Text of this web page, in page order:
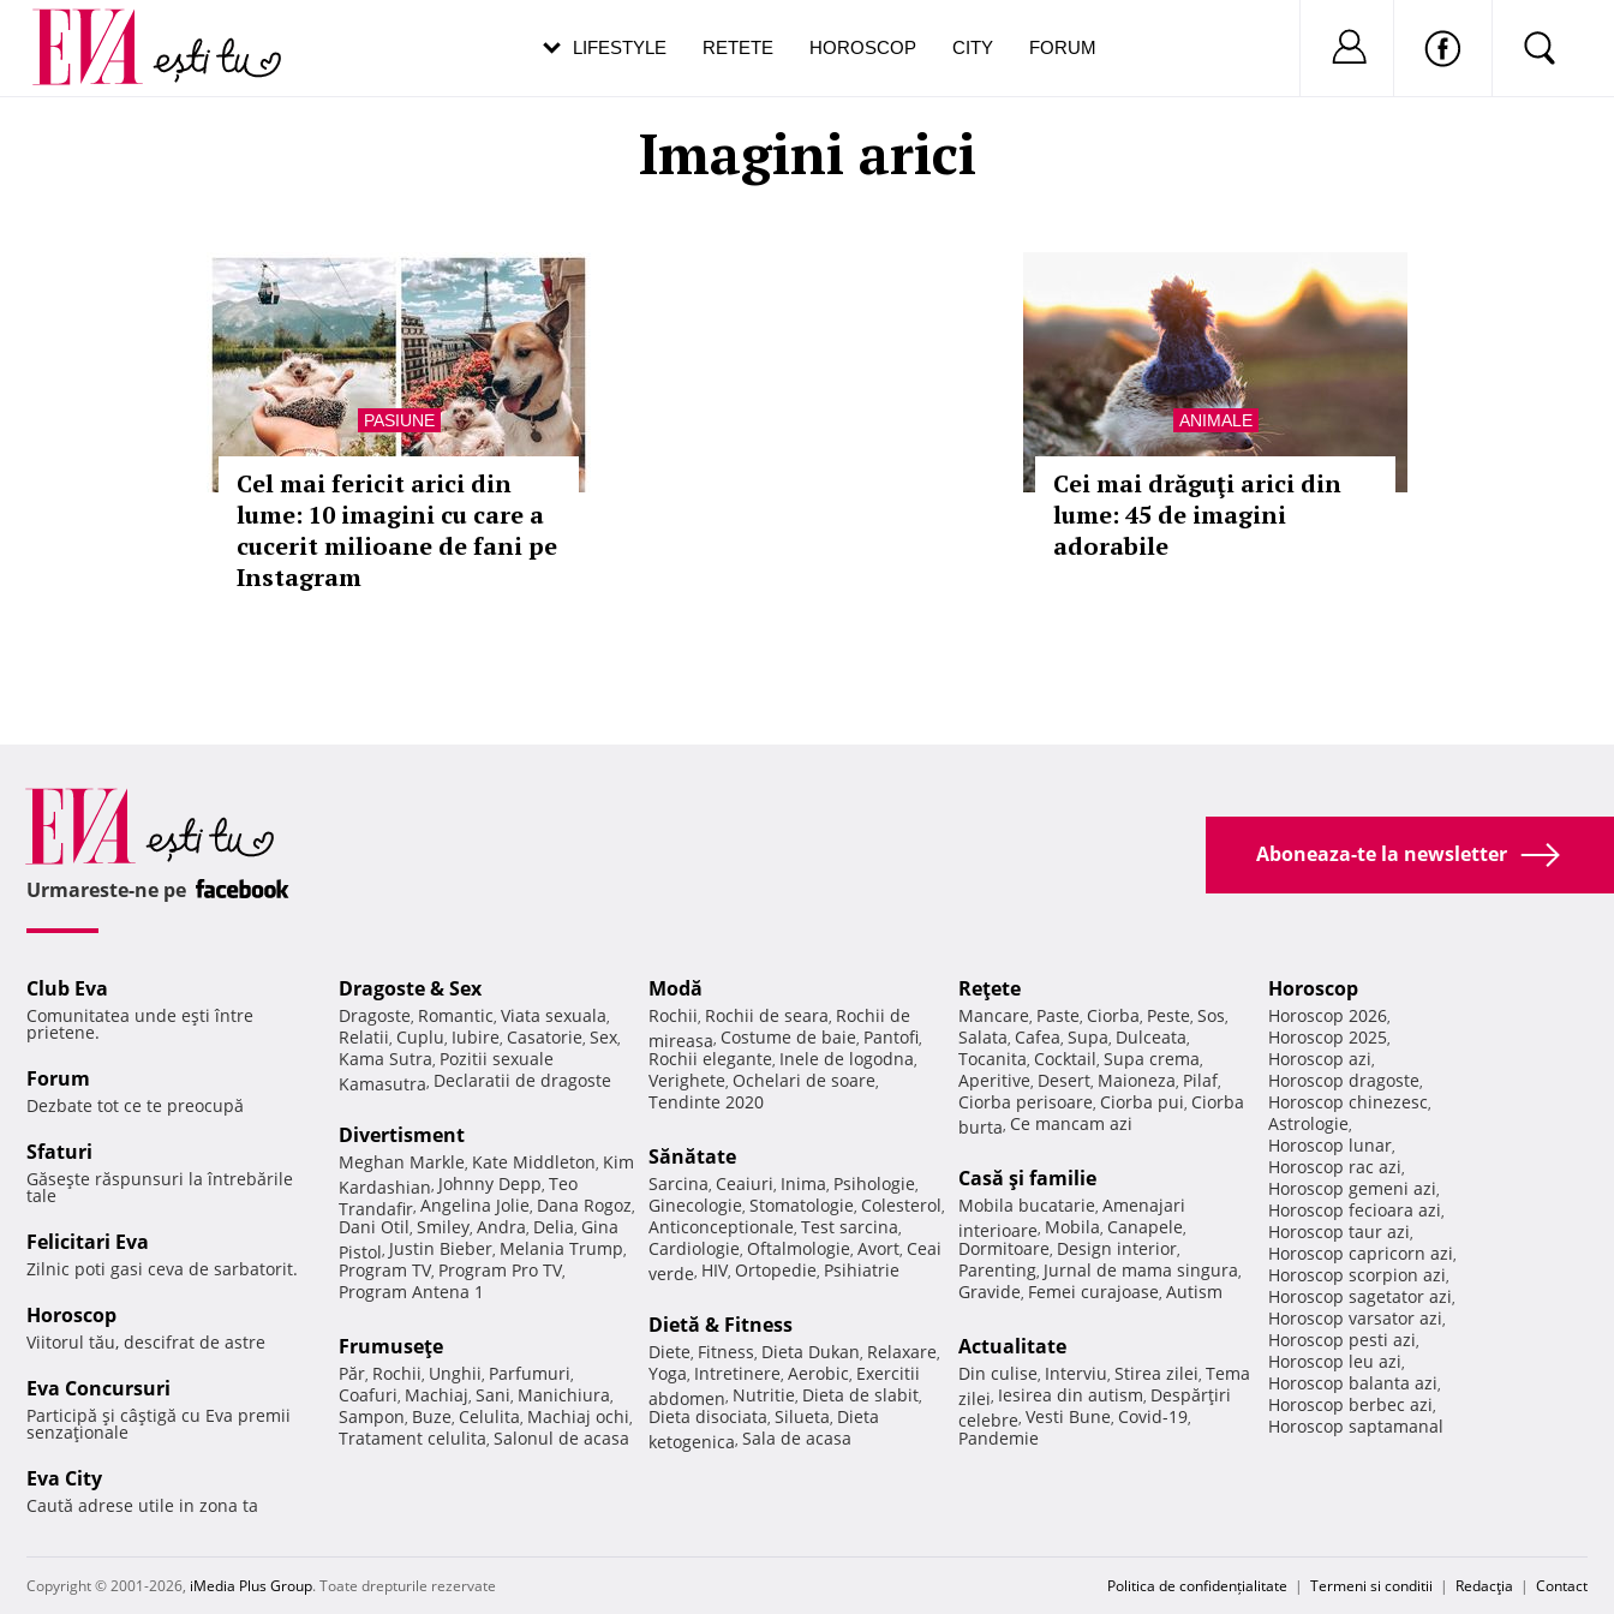
Imagini arici
PASIUNE
Cel mai fericit arici din
lume: 10 imagini cu care a
cucerit milioane de fani pe
Instagram
ANIMALE
Cei mai drăguţi arici din
lume: 45 de imagini
adorabile
LIFESTYLE RETETE HOROSCOP CITY FORUM Nu ai cont?
Carieră
Actualitate
pe măsură ce înaintezi în vârstă
de dureroasă este investigația
Aboneaza-te la newsletter
Urmareste-ne pe
Club Eva
Comunitatea unde eşti între
prietene.
Forum
Dezbate tot ce te preocupă
Sfaturi
Găseşte răspunsuri la întrebările
tale
Felicitari Eva
Zilnic poti gasi ceva de sarbatorit.
Horoscop
Viitorul tău, descifrat de astre
Eva Concursuri
Participă şi câştigă cu Eva premii
senzaţionale
Eva City
Caută adrese utile in zona ta
Dragoste & Sex
Dragoste, Romantic, Viata sexuala,
Relatii, Cuplu, Iubire, Casatorie, Sex,
Kama Sutra, Pozitii sexuale
Kamasutra, Declaratii de dragoste
Divertisment
Meghan Markle, Kate Middleton, Kim
Kardashian, Johnny Depp, Teo
Trandafir, Angelina Jolie, Dana Rogoz,
Dani Otil, Smiley, Andra, Delia, Gina
Pistol, Justin Bieber, Melania Trump,
Program TV, Program Pro TV,
Program Antena 1
Frumuseţe
Păr, Rochii, Unghii, Parfumuri,
Coafuri, Machiaj, Sani, Manichiura,
Sampon, Buze, Celulita, Machiaj ochi,
Tratament celulita, Salonul de acasa
Modă
Rochii, Rochii de seara, Rochii de
mireasa, Costume de baie, Pantofi,
Rochii elegante, Inele de logodna,
Verighete, Ochelari de soare,
Tendinte 2020
Sănătate
Sarcina, Ceaiuri, Inima, Psihologie,
Ginecologie, Stomatologie, Colesterol,
Anticonceptionale, Test sarcina,
Cardiologie, Oftalmologie, Avort, Ceai
verde, HIV, Ortopedie, Psihiatrie
Dietă & Fitness
Diete, Fitness, Dieta Dukan, Relaxare,
Yoga, Intretinere, Aerobic, Exercitii
abdomen, Nutritie, Dieta de slabit,
Dieta disociata, Silueta, Dieta
ketogenica, Sala de acasa
Reţete
Mancare, Paste, Ciorba, Peste, Sos,
Salata, Cafea, Supa, Dulceata,
Tocanita, Cocktail, Supa crema,
Aperitive, Desert, Maioneza, Pilaf,
Ciorba perisoare, Ciorba pui, Ciorba
burta, Ce mancam azi
Casă şi familie
Mobila bucatarie, Amenajari
interioare, Mobila, Canapele,
Dormitoare, Design interior,
Parenting, Jurnal de mama singura,
Gravide, Femei curajoase, Autism
Actualitate
Din culise, Interviu, Stirea zilei, Tema
zilei, Iesirea din autism, Despărţiri
celebre, Vesti Bune, Covid-19,
Pandemie
Horoscop
Horoscop 2026,
Horoscop 2025,
Horoscop azi,
Horoscop dragoste,
Horoscop chinezesc,
Astrologie,
Horoscop lunar,
Horoscop rac azi,
Horoscop gemeni azi,
Horoscop fecioara azi,
Horoscop taur azi,
Horoscop capricorn azi,
Horoscop scorpion azi,
Horoscop sagetator azi,
Horoscop varsator azi,
Horoscop pesti azi,
Horoscop leu azi,
Horoscop balanta azi,
Horoscop berbec azi,
Horoscop saptamanal
Copyright © 2001-2026, iMedia Plus Group. Toate drepturile rezervate Politica de confidențialitate | Termeni si conditii | Redacţia | Contact